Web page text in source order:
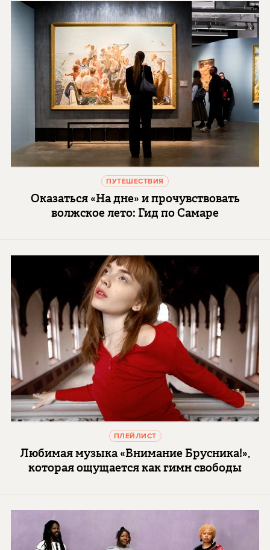
ПУТЕШЕСТВИЯ
Оказаться «На дне» и прочувствовать
волжское лето: Гид по Самаре
ПЛЕЙЛИСТ
Любимая музыка «Внимание Брусника!»,
которая ощущается как гимн свободы